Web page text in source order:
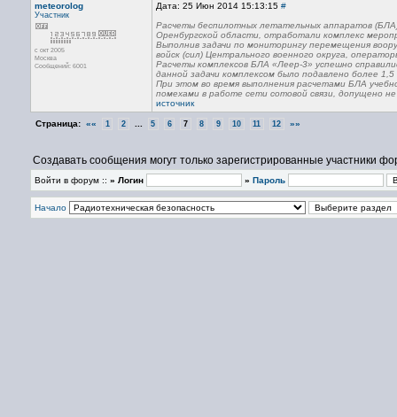
meteorolog
Участник
с окт 2005
Москва
Сообщений: 6001
Дата: 25 Июн 2014 15:13:15 #
Расчеты беспилотных летательных аппаратов
Оренбургской области, отработали комплекс
Выполнив задачи по мониторингу перемещения
войск (сил) Центрального военного округа,
Расчеты комплексов БЛА «Леер-3» успешно
данной задачи комплексом было подавлено более
При этом во время выполнения расчетами БЛА
помехами в работе сети сотовой связи, допущено
источник
Страница: «« 1 2 5 6 7 8 9 10 11 12 »»
Создавать сообщения могут только зарегистрированные участники
Войти в форум :: » Логин » Пароль
Начало